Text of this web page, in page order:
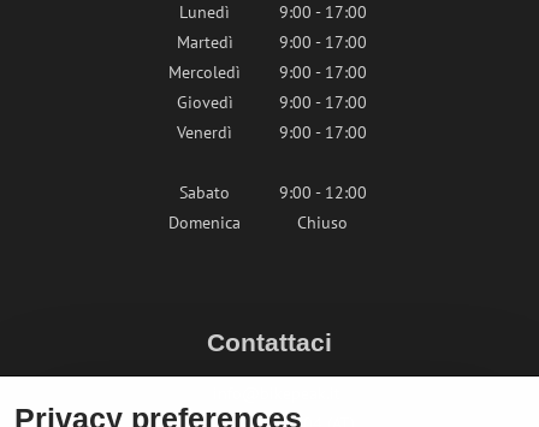
Lunedì
9:00 - 17:00
Martedì
9:00 - 17:00
Mercoledì
9:00 - 17:00
Giovedì
9:00 - 17:00
Venerdì
9:00 - 17:00
Sabato
9:00 - 12:00
Domenica
Chiuso
Contattaci
Privacy preferences